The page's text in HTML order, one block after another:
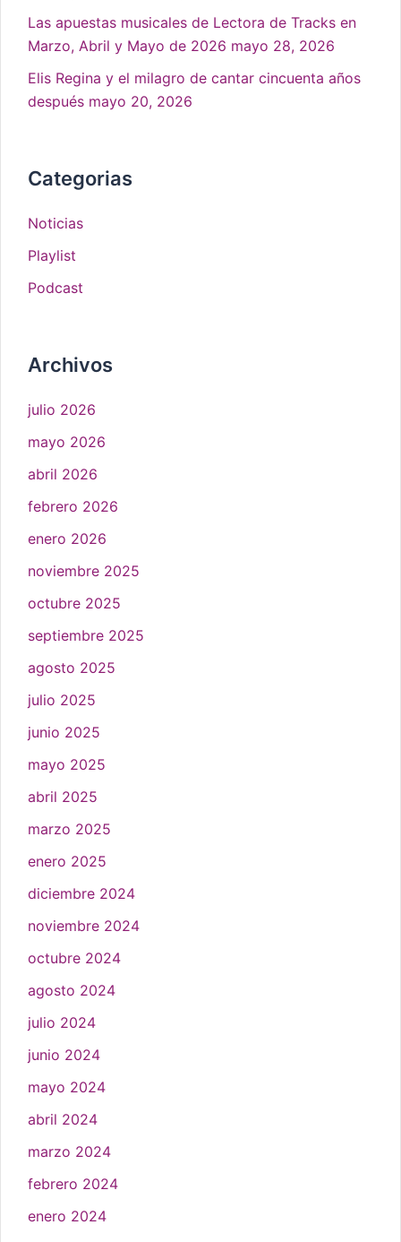
Las apuestas musicales de Lectora de Tracks en
Marzo, Abril y Mayo de 2026 mayo 28, 2026
Elis Regina y el milagro de cantar cincuenta años
después mayo 20, 2026
Categorias
Noticias
Playlist
Podcast
Archivos
julio 2026
mayo 2026
abril 2026
febrero 2026
enero 2026
noviembre 2025
octubre 2025
septiembre 2025
agosto 2025
julio 2025
junio 2025
mayo 2025
abril 2025
marzo 2025
enero 2025
diciembre 2024
noviembre 2024
octubre 2024
agosto 2024
julio 2024
junio 2024
mayo 2024
abril 2024
marzo 2024
febrero 2024
enero 2024